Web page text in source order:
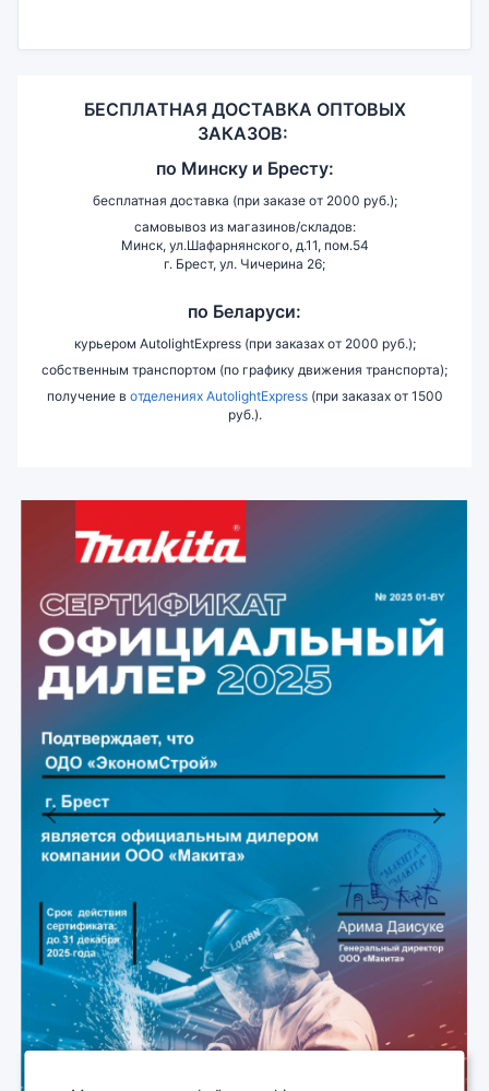
БЕСПЛАТНАЯ ДОСТАВКА ОПТОВЫХ
ЗАКАЗОВ:
по Минску и Бресту:
бесплатная доставка (при заказе от 2000 руб.);
самовывоз из магазинов/складов:
Минск, ул.Шафарнянского, д.11, пом.54
г. Брест, ул. Чичерина 26;
по Беларуси:
курьером AutolightExpress (при заказах от 2000 руб.);
собственным транспортом (по графику движения транспорта);
получение в отделениях AutolightExpress(при заказах от 1500
руб.).
Previous Next